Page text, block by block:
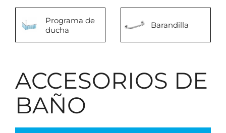
Programa de
ducha
Barandilla
ACCESORIOS DE
BAÑO